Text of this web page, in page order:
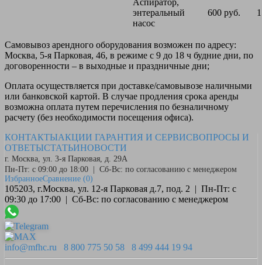
Аспиратор,
энтеральный
насос
600 руб.
Самовывоз арендного оборудования возможен по адресу:
Москва, 5-я Парковая, 46, в режиме с 9 до 18 ч будние дни, по
договоренности – в выходные и праздничные дни;
Оплата осуществляется при доставке/самовывозе наличными
или банковской картой. В случае продления срока аренды
возможна оплата путем перечисления по безналичному
расчету (без необходимости посещения офиса).
КОНТАКТЫАКЦИИ ГАРАНТИЯ И СЕРВИСВОПРОСЫ И
ОТВЕТЫСТАТЬИНОВОСТИ
г. Москва, ул. 3-я Парковая, д. 29А
Пн-Пт: с 09:00 до 18:00 | Сб-Вс: по согласованию с менеджером
ИзбранноеСравнение (0)
105203, г.Москва, ул. 12-я Парковая д.7, под. 2 | Пн-Пт: с
09:30 до 17:00 | Сб-Вс: по согласованию с менеджером
info@mfhc.ru 8 800 775 50 58 8 499 444 19 94